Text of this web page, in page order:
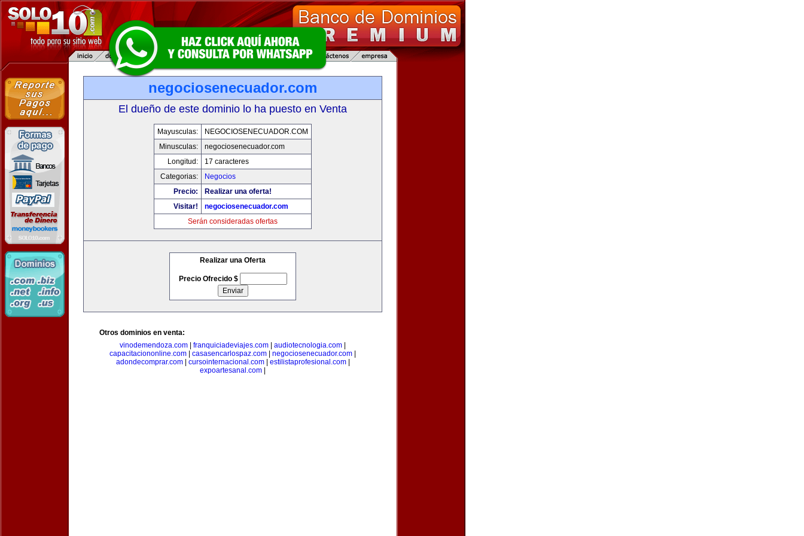
negociosenecuador.com
El dueño de este dominio lo ha puesto en Venta
Mayusculas:
NEGOCIOSENECUADOR.COM
Minusculas:
negociosenecuador.com
Longitud:
17 caracteres
Categorias:
Negocios
Precio:
Realizar una oferta!
Visitar!
negociosenecuador.com
Serán consideradas ofertas
Realizar una Oferta
Precio Ofrecido $
Otros dominios en venta:
vinodemendoza.com
franquiciadeviajes.com audiotecnologia.com
capacitaciononline.com
casasencarlospaz.com negociosenecuador.com
adondecomprar.com| cursointernacional.com| estilistaprofesional.com|
expoartesanal.com